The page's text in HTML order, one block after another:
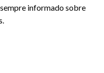
informado sobre